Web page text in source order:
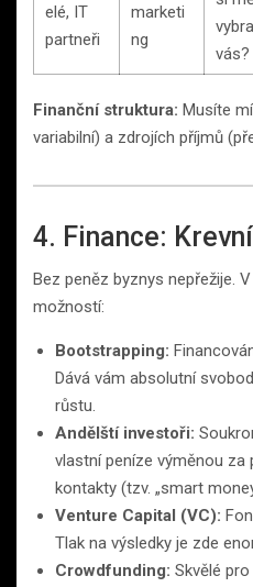
elé, IT
partneři
marketi
ng
vás?
Finanční struktura: Musíte
variabilní) a zdrojích příjmů
4. Finance:
Bez peněz byznys nepřežije.
možností:
Bootstrapping:
Dává vám absolutní
růstu.
Andělští investoři:
vlastní peníze výměnou za
kontakty (tzv. „smart
Venture Capital (VC):
Tlak na výsledky je zde
Crowdfunding: Skvělé